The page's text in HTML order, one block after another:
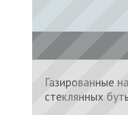
Газированные
стеклянных